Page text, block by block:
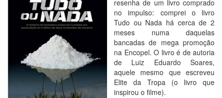
resenha de um livro comprado
no impulso: comprei o livro
Tudo ou Nada há cerca de 2
meses numa daquelas
bancadas de mega promoção
na Encopel. O livro é de autoria
de Luiz Eduardo Soares,
aquele mesmo que escreveu
Elite da Tropa (o livro que
inspirou o filme).